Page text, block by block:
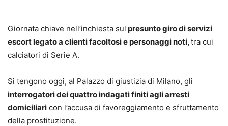
Giornata chiave nell’inchiesta sul presunto giro di servizi
escort legato a clienti facoltosi e personaggi noti,tra cui
calciatori di Serie A.
Si tengono oggi, al Palazzo di giustizia di Milano, gli
interrogatori dei quattro indagati finiti agli arresti
domiciliari con l’accusa di favoreggiamento e sfruttamento
della prostituzione.